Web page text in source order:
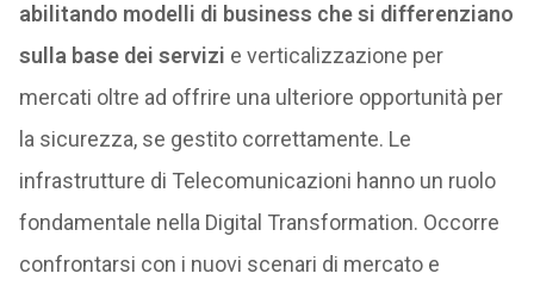
abilitando modelli di business che si differenziano
sulla base dei servizi e verticalizzazione per
mercati oltre ad offrire una ulteriore opportunità per
la sicurezza, se gestito correttamente. Le
infrastrutture di Telecomunicazioni hanno un ruolo
fondamentale nella Digital Transformation. Occorre
confrontarsi con i nuovi scenari di mercato e